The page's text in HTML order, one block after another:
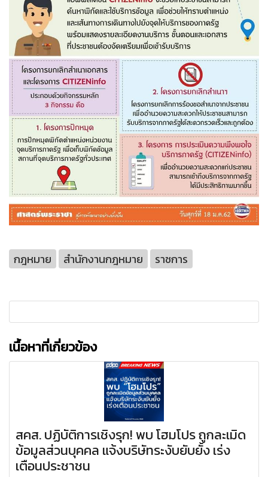
กฎหมาย สำนักงานกฎหมาย ราชการ
เนื้อหาที่เกี่ยวข้อง
สคส. ปฏิบัติการเชิงรุก! พบ โฮมโปร ถูกละเมิด
ข้อมูลส่วนบุคคล แจ้งบริษัทระงับยับยั้ง เร่ง
เตือนประชาชน